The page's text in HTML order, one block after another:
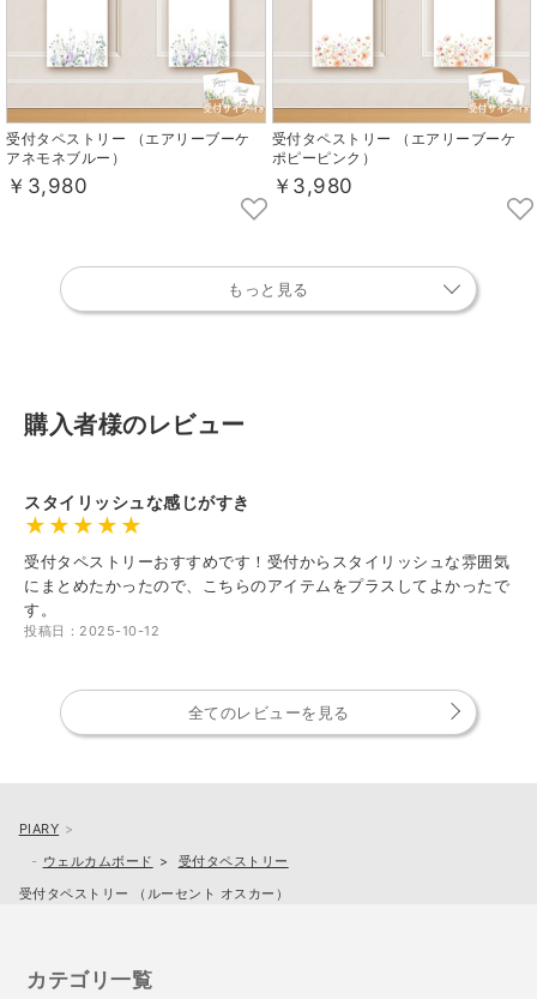
受付タペストリー （エアリーブーケ
アネモネブルー）
￥3,980
受付タペストリー （エアリーブーケ
ポピーピンク）
￥3,980
もっと見る
購入者様のレビュー
スタイリッシュな感じがすき
受付タペストリーおすすめです！受付からスタイリッシュな雰囲気
にまとめたかったので、こちらのアイテムをプラスしてよかったで
す。
投稿日：2025-10-12
全てのレビューを見る
PIARY
ウェルカムボード
受付タペストリー
受付タペストリー （ルーセント オスカー）
カテゴリ一覧